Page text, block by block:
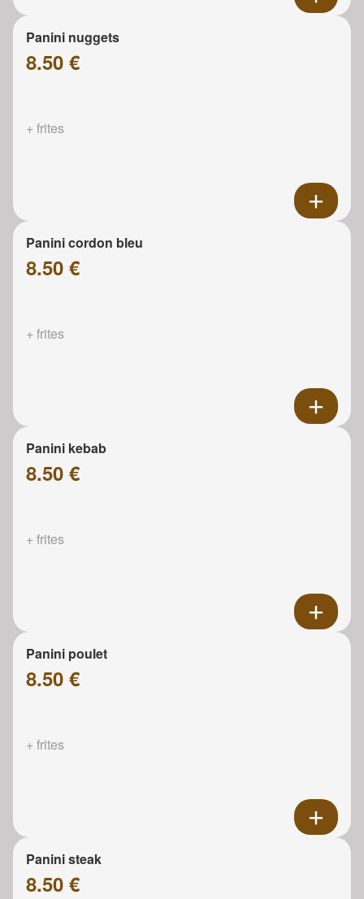
Panini nuggets
8.50 €
+ frites
Panini cordon bleu
8.50 €
+ frites
Panini kebab
8.50 €
+ frites
Panini poulet
8.50 €
+ frites
Panini steak
8.50 €